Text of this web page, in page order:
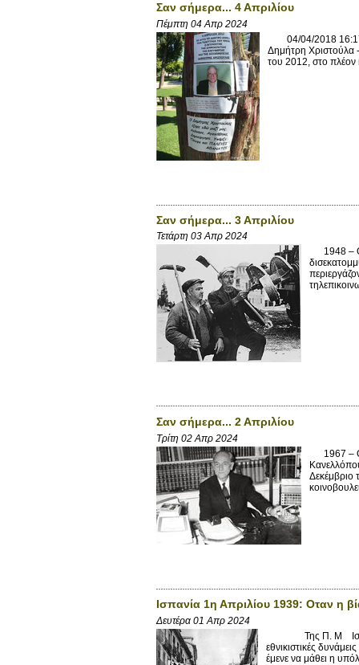
Σαν σήμερα... 4 Απριλίου
Πέμπτη 04 Απρ 2024
04/04/2018 16:17
Δημήτρη Χριστούλα
του 2012, στο πλέον
Σαν σήμερα... 3 Απριλίου
Τετάρτη 03 Απρ 2024
1948 – Ο
Σαν σήμερα... 2 Απριλίου
Τρίτη 02 Απρ 2024
1967 – Ο
Δεκέμβριο
Ισπανία 1η Απριλίου 1939: Οταν η
Δευτέρα 01 Απρ 2024
Της Π. Μ Ισπανία
εθνικιστικές
έμενε να μάθει η